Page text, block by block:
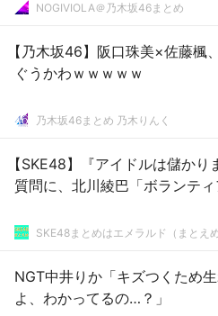
NOGIVIOLA＠乃木坂46まとめ
【乃木坂46】阪口珠美×佐藤楓
ぐうかわｗｗｗｗｗ
乃木坂46まとめ 乃木りんく
【SKE48】『アイドルは儲かり
質問に、北川綾巴「ボランティ
SKE48まとめはエメラルド（まとえめ
NGT中井りか「キズつくため
よ、わかってるの…？」